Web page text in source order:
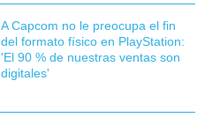
A Capcom no le preocupa el fin
del formato físico en PlayStation:
'El 90 % de nuestras ventas son
digitales'